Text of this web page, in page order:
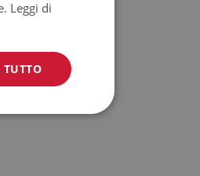
Leggi di
TUTTO